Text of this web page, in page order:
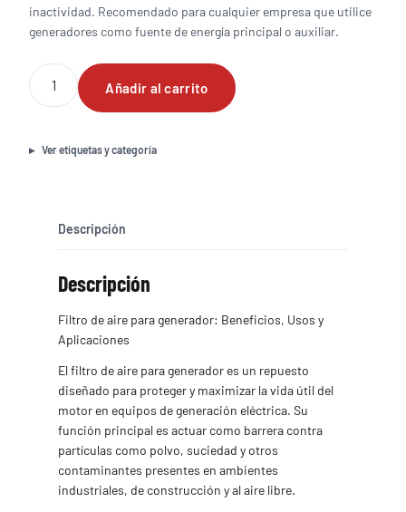
inactividad. Recomendado para cualquier empresa que utilice
generadores como fuente de energía principal o auxiliar.
Filtro
de
aire
generador
Añadir al carrito
Ver etiquetas y categoría
Descripción
Descripción
Filtro de aire para generador: Beneficios, Usos y
Aplicaciones
El filtro de aire para generador es un repuesto
diseñado para proteger y maximizar la vida útil del
motor en equipos de generación eléctrica. Su
función principal es actuar como barrera contra
partículas como polvo, suciedad y otros
contaminantes presentes en ambientes
industriales, de construcción y al aire libre.